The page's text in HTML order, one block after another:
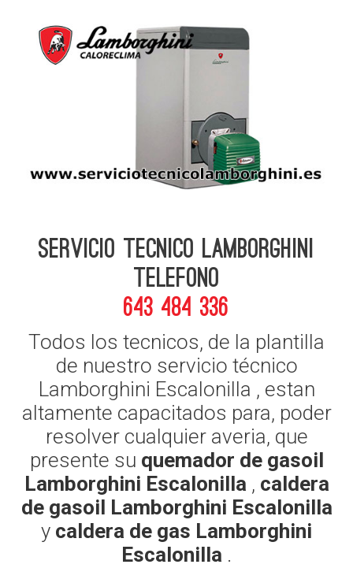
Servicio Tecnico Lamborghini
telefono
643 484 336
Todos los tecnicos, de la plantilla
de nuestro servicio técnico
Lamborghini Escalonilla , estan
altamente capacitados para, poder
resolver cualquier averia, que
presente su quemador de gasoil
Lamborghini Escalonilla , caldera
de gasoil Lamborghini Escalonilla
y caldera de gas Lamborghini
Escalonilla .